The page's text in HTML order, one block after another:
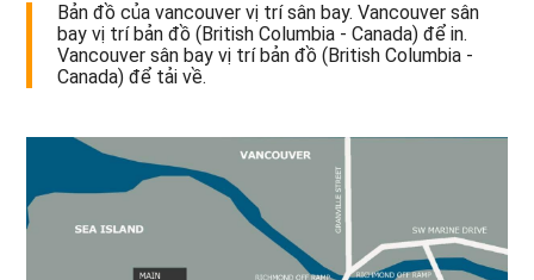
Bản đồ của vancouver vị trí sân bay. Vancouver sân
bay vị trí bản đồ (British Columbia - Canada) để in.
Vancouver sân bay vị trí bản đồ (British Columbia -
Canada) để tải về.